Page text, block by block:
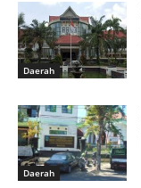
Daerah
Daerah